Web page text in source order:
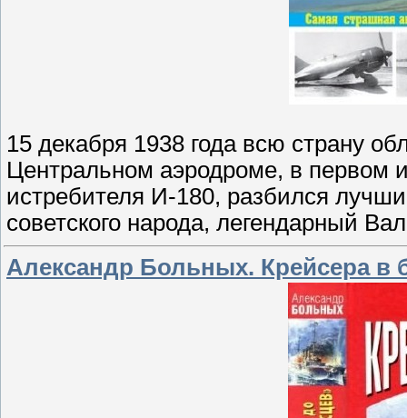
15 декабря 1938 года всю страну
Центральном аэродроме, в первом
истребителя И-180, разбился
советского народа, легендарный
Александр Больных. Крейсера в